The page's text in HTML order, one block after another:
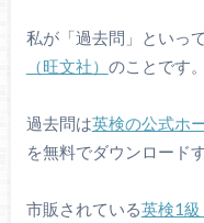
私が「過去問」といっ
（旺文社） のことです。
過去問は英検の公式ホ
を無料でダウンロード
市販されている英検1